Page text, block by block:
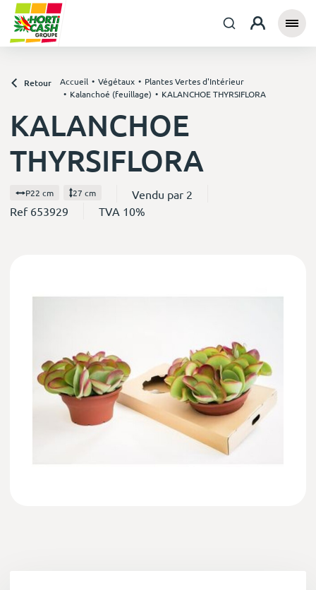
Retour Accueil Végétaux
Plantes Vertes d'Intérieur
Kalanchoé (feuillage)
KALANCHOE THYRSIFLORA
KALANCHOE
THYRSIFLORA
P22 cm 27 cm
Vendu par 2
Ref 653929
TVA 10%